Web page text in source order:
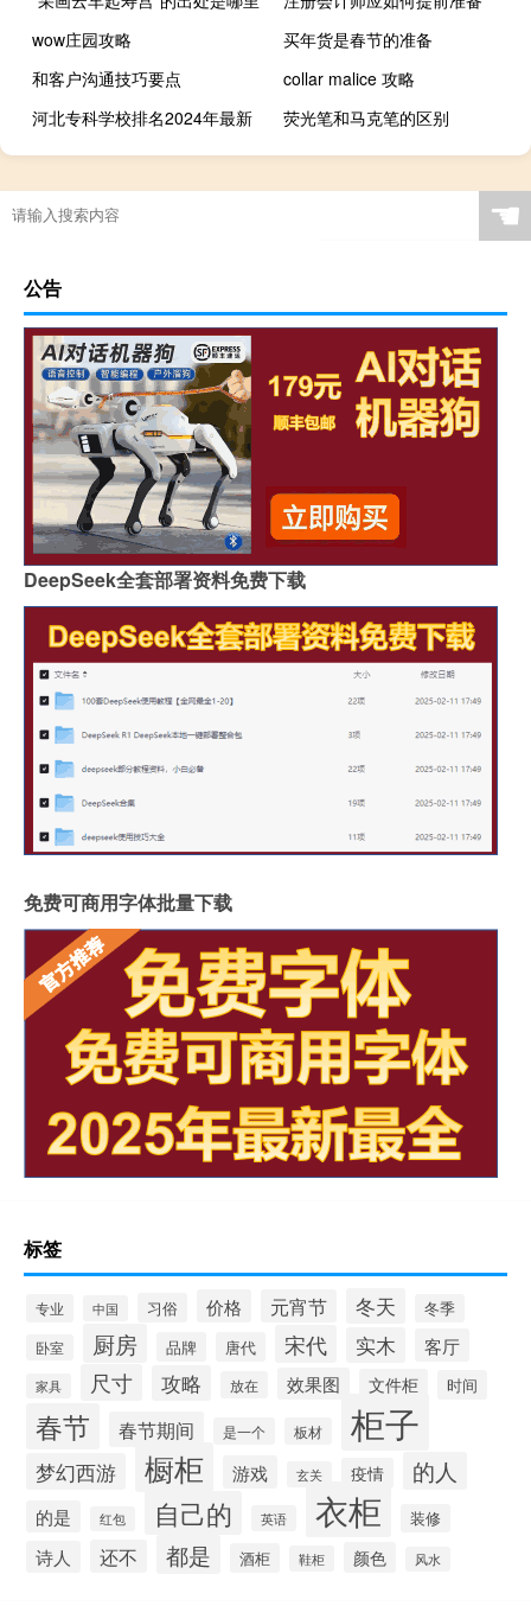
wow庄园攻略
买年货是春节的准备
和客户沟通技巧要点
collar malice 攻略
河北专科学校排名2024年最新
荧光笔和马克笔的区别
☚
公告
DeepSeek全套部署资料免费下载
免费可商用字体批量下载
标签
专业 中国 习俗 价格 元宵节 冬天 冬季
卧室 厨房 品牌 唐代 宋代 实木 客厅
家具 尺寸 攻略 放在 效果图 文件柜 时间
春节 春节期间 是一个 板材 柜子
梦幻西游 橱柜 游戏 玄关 疫情 的人
的是 红包 自己的 英语 衣柜 装修
诗人 还不 都是 酒柜 鞋柜 颜色 风水